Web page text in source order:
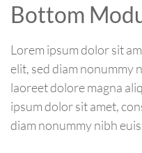
Bottom
Lorem ipsum dolor sit
elit, sed diam nonummy
laoreet dolore magna
ipsum dolor sit amet,
diam nonummy nibh